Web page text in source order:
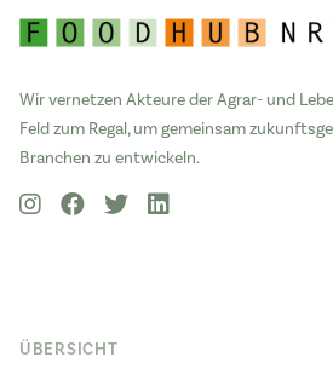
Wir vernetzen Akteure der Agrar- und
Feld zum Regal, um gemeinsam
Branchen zu entwickeln.
ÜBERSICHT